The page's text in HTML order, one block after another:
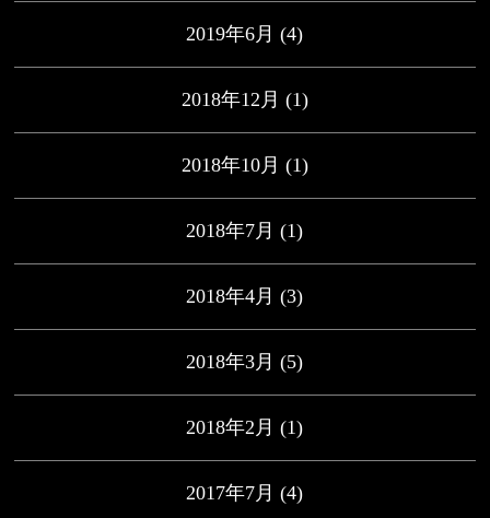
2019年6月 (4)
2018年12月 (1)
2018年10月 (1)
2018年7月 (1)
2018年4月 (3)
2018年3月 (5)
2018年2月 (1)
2017年7月 (4)